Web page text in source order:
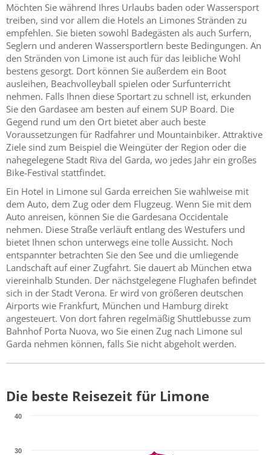
Möchten Sie während Ihres Urlaubs baden oder Wassersport
treiben, sind vor allem die Hotels an Limones Stränden zu
empfehlen. Sie bieten sowohl Badegästen als auch Surfern,
Seglern und anderen Wassersportlern beste Bedingungen. An
den Stränden von Limone ist auch für das leibliche Wohl
bestens gesorgt. Dort können Sie außerdem ein Boot
ausleihen, Beachvolleyball spielen oder Surfunterricht
nehmen. Falls Ihnen diese Sportart zu schnell ist, erkunden
Sie den Gardasee am besten auf einem SUP Board. Die
Gegend rund um den Ort bietet aber auch beste
Voraussetzungen für Radfahrer und Mountainbiker. Attraktive
Ziele sind zum Beispiel die Weingüter der Region oder die
nahegelegene Stadt Riva del Garda, wo jedes Jahr ein großes
Bike-Festival stattfindet.
Ein Hotel in Limone sul Garda erreichen Sie wahlweise mit
dem Auto, dem Zug oder dem Flugzeug. Wenn Sie mit dem
Auto anreisen, können Sie die Gardesana Occidentale
nehmen. Diese Straße verläuft entlang des Westufers und
bietet Ihnen schon unterwegs eine tolle Aussicht. Noch
entspannter betrachten Sie den See und die umliegende
Landschaft auf einer Zugfahrt. Sie dauert ab München etwa
viereinhalb Stunden. Der nächstgelegene Flughafen befindet
sich in der Stadt Verona. Er wird von größeren deutschen
Airports wie Frankfurt, München und Hamburg direkt
angesteuert. Von dort fahren regelmäßig Shuttlebusse zum
Bahnhof Porta Nuova, wo Sie einen Zug nach Limone sul
Garda nehmen können, falls Sie nicht abgeholt werden.
Die beste Reisezeit für Limone
30
40